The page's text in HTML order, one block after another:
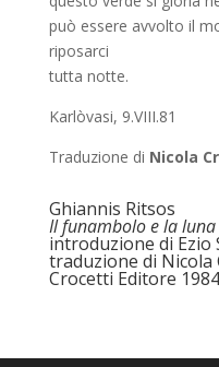
può essere avvolto il
riposarci
tutta notte.
Karlòvasi, 9.VIII.81
Traduzione di Nicola
Ghiannis Ritsos
Il funambolo e la luna
introduzione di Ezio
traduzione di Nicola
Crocetti Editore